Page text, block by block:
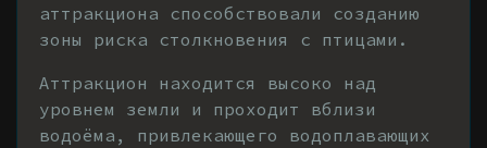
аттракциона способствовали созданию
зоны риска столкновения с птицами.
Аттракцион находится высоко над
уровнем земли и проходит вблизи
водоёма, привлекающего водоплавающих